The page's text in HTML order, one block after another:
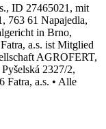
ID 27465021, mit
763 61 Napajedla,
in Brno,
a.s. ist Mitglied
AGROFERT,
2327/2,
Fatra, a.s. • Alle